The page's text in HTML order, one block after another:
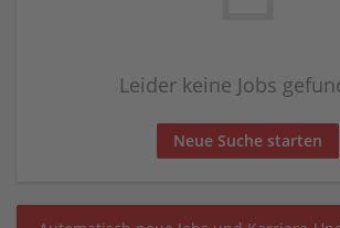
Leider keine Jobs
Neue Suche starten